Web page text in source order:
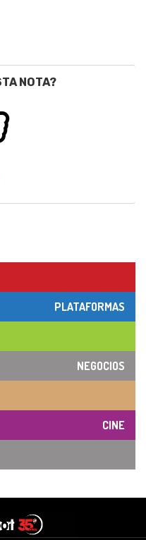
NOTA?
PLATAFORMAS
NEGOCIOS
CINE